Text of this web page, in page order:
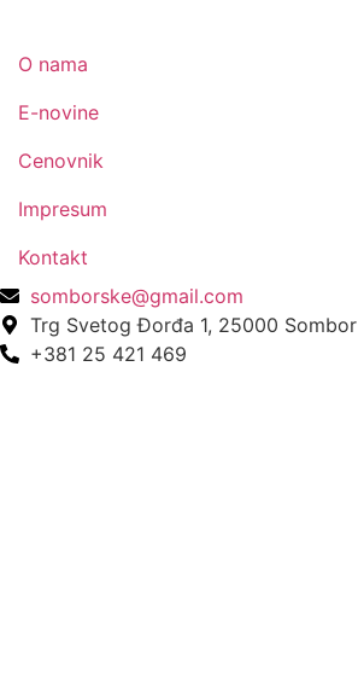
O nama
E-novine
Cenovnik
Impresum
Kontakt
somborske@gmail.com
Trg Svetog Đorđa 1, 25000 Sombor
+381 25 421 469